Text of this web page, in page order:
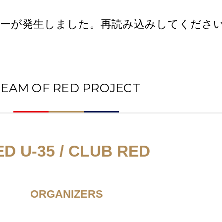
が発生しました。再読み込みしてくださ
OF RED PROJECT
U-35 / CLUB RED
ORGANIZERS